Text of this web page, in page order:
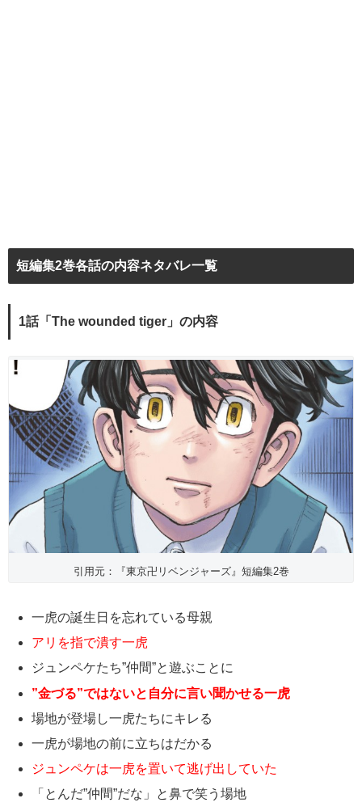
短編集2巻各話の内容ネタバレ一覧
1話「The wounded tiger」の内容
引用元：『東京卍リベンジャーズ』短編集2巻
一虎の誕生日を忘れている母親
アリを指で潰す一虎
ジュンペケたち”仲間”と遊ぶことに
”金づる”ではないと自分に言い聞かせる一虎
場地が登場し一虎たちにキレる
一虎が場地の前に立ちはだかる
ジュンペケは一虎を置いて逃げ出していた
「とんだ”仲間”だな」と鼻で笑う場地